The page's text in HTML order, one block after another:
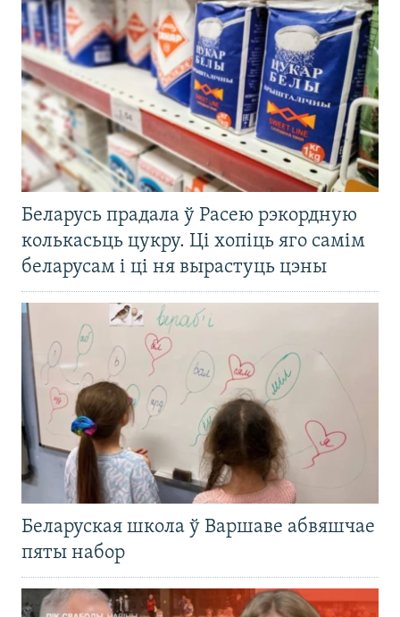
Беларусь прадала ў Расею рэкордную
колькасьць цукру. Ці хопіць яго самім
беларусам і ці ня вырастуць цэны
Беларуская школа ў Варшаве абвяшчае
пяты набор